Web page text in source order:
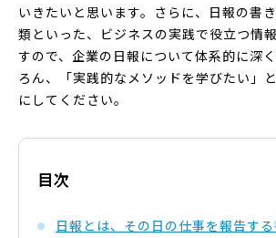
いきたいと思います。さらに、日報の書
類といった、ビジネスの実践で役立つ情
すので、企業の日報について体系的に深
ろん、「実践的なメソッドを学びたい」
にしてください。
目次
日報とは、その日の仕事を報告す